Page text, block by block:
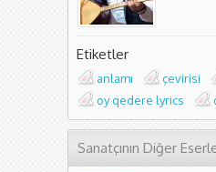
Etiketler
anlamı çevirisi
oy qedere lyrics
Sanatçının Diğer